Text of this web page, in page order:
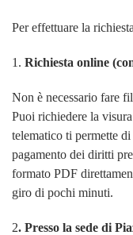
Per effettuare la
1. Richiesta online
Non è necessario fare
Puoi richiedere la
telematico ti permette
pagamento dei diritti
formato PDF
giro di pochi minuti.
2. Presso la sede di